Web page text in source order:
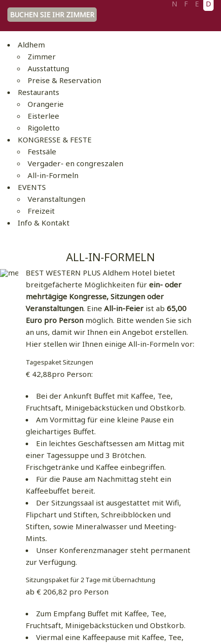
BUCHEN SIE IHR ZIMMER
N F E D
Aldhem
Zimmer
Ausstattung
Preise & Reservation
Restaurants
Orangerie
Eisterlee
Rigoletto
KONGRESSE & FESTE
Festsäle
Vergader- en congreszalen
All-in-Formeln
EVENTS
Veranstaltungen
Freizeit
Info & Kontakt
ALL-IN-FORMELN
BEST WESTERN PLUS Aldhem Hotel bietet
breitgefächerte Möglichkeiten fürein- oder
mehrtägige Kongresse, Sitzungen oder
Veranstaltungen. EineAll-in-Feier ist ab65,00
Euro pro Person möglich. Bitte wenden Sie sich
an uns, damit wir Ihnen ein Angebot erstellen.
Hier stellen wir Ihnen einige All-in-Formeln vor:
Tagespaket Sitzungen
€ 42,88pro Person:
Bei der Ankunft Buffet mit Kaffee, Tee,
Fruchtsaft, Minigebäckstücken und Obstkorb.
Am Vormittag für eine kleine Pause ein
gleichartiges Buffet.
Ein leichtes Geschäftsessen am Mittag mit
einer Tagessuppe und 3 Brötchen.
Frischgetränke und Kaffee einbegriffen.
Für die Pause am Nachmittag steht ein
Kaffeebuffet bereit.
Der Sitzungssaal ist ausgestattet mit Wifi,
Flipchart und Stiften, Schreibblöcken und
Stiften, sowie Mineralwasser und Meeting-
Mints.
Unser Konferenzmanager steht permanent
zur Verfügung.
Sitzungspaket für 2 Tage mit Übernachtung
ab € 206,82 pro Person
Zum Empfang Buffet mit Kaffee, Tee,
Fruchtsaft, Minigebäckstücken und Obstkorb.
Viermal eine Kaffeepause mit Kaffee, Tee,